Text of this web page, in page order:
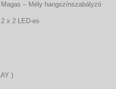
Magas – Mély hangszínszabályzó
2 x 2 LED-es
)